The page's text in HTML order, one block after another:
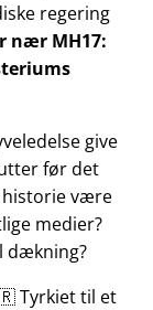
regering
nær MH17:
give
før det
historie være
medier?
dækning?
Tyrkiet til et